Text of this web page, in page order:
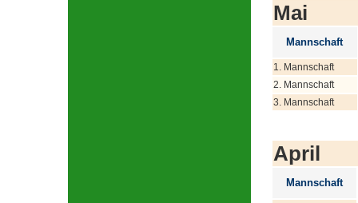
Mai
Mannschaft
1. Mannschaft
2. Mannschaft
3. Mannschaft
April
Mannschaft